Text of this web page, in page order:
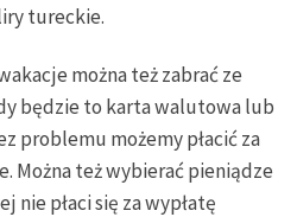
tureckie.
można też zabrać ze
będzie to karta walutowa lub
problemu możemy płacić za
Można też wybierać pieniądze
nie płaci się za wypłatę